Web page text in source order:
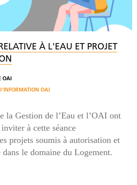
À L'EAU ET PROJET
OAI
OAI
la Gestion de l’Eau et l’OAI ont
à cette séance
projets soumis à autorisation et
dans le domaine du Logement.